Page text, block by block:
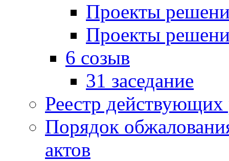
Проекты
Проекты
6 созыв
31 заседание
Реестр
Порядок
актов